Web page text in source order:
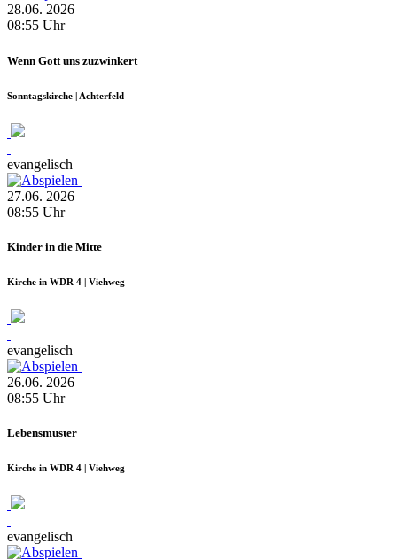
28.06. 2026
08:55 Uhr
Wenn Gott uns zuzwinkert
Sonntagskirche | Achterfeld
evangelisch
27.06. 2026
08:55 Uhr
Kinder in die Mitte
Kirche in WDR 4 | Viehweg
evangelisch
26.06. 2026
08:55 Uhr
Lebensmuster
Kirche in WDR 4 | Viehweg
evangelisch